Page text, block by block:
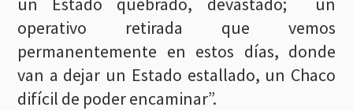
operativo retirada que vemos
permanentemente en estos días, donde
van a dejar un Estado estallado, un Chaco
difícil de poder encaminar”.